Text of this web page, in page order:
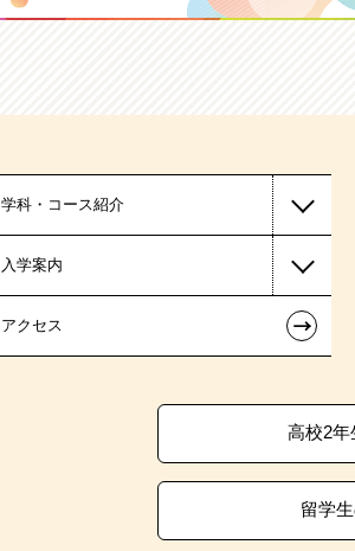
学科・コース紹介
入学案内
アクセス ←
高校2年
留学